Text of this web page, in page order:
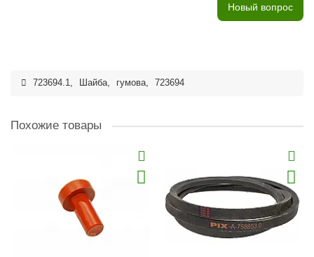
Новый вопрос
723694.1, Шайба, гумова, 723694
Похожие товары